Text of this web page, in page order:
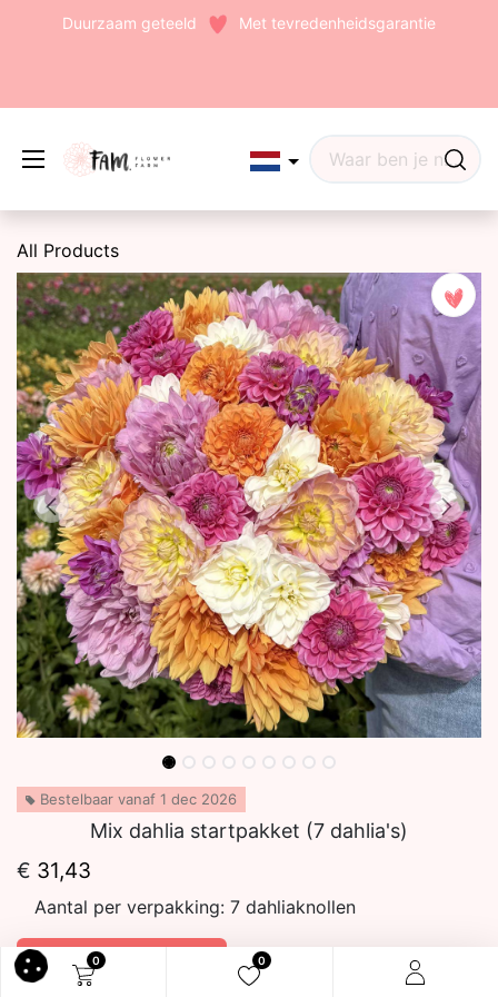
0 0
Duurzaam geteeld Met tevredenheidsgarantie
(242)
Edit widget
All Products
Bestelbaar vanaf 1 dec 2026
Mix dahlia startpakket (7 dahlia's)
€ 31,43
Aantal per verpakking: 7 dahliaknollen
In winkelmandje